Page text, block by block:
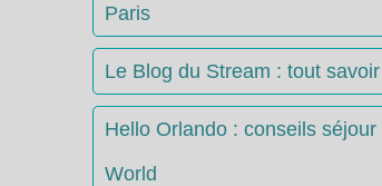
Paris
Le Blog du Stream : tout
Hello Orlando : conseils
World